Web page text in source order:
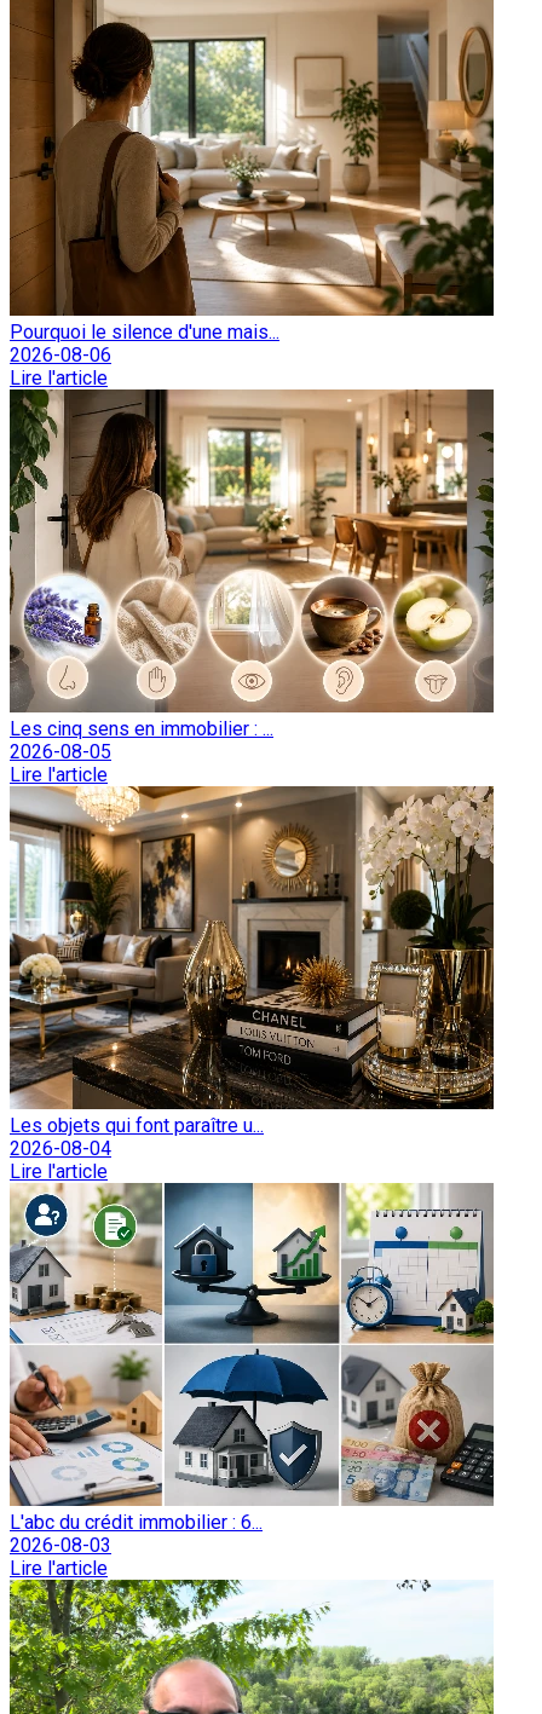
Pourquoi le silence d'une mais...
2026-08-06
Lire l'article
Les cinq sens en immobilier : ...
2026-08-05
Lire l'article
Les objets qui font paraître u...
2026-08-04
Lire l'article
L'abc du crédit immobilier : 6...
2026-08-03
Lire l'article